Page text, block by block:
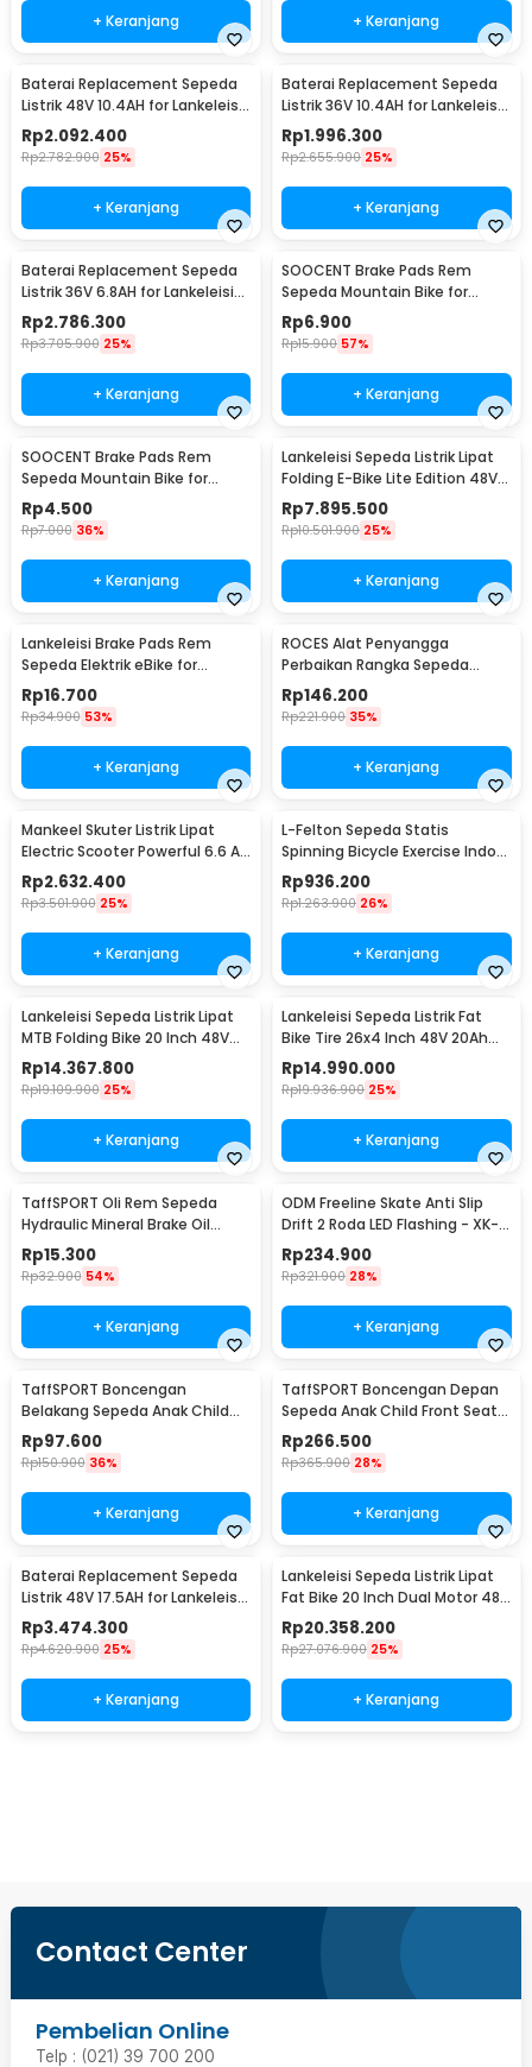
+ Keranjang + Keranjang
Baterai Replacement Sepeda
Listrik 48V 10.4AH for Lankeleisi
T8 Elite
Rp2.092.400
Rp2.782.900 25%
+ Keranjang
Baterai Replacement Sepeda
Listrik 36V 10.4AH for Lankeleisi
New RS600
Rp1.996.300
Rp2.655.900 25%
+ Keranjang
Baterai Replacement Sepeda
Listrik 36V 6.8AH for Lankeleisi
S600
Rp2.786.300
Rp3.705.900 25%
+ Keranjang
SOOCENT Brake Pads Rem
Sepeda Mountain Bike for
Shimano M445 M355 M395 -
SZ911
Rp6.900
Rp15.900 57%
+ Keranjang
SOOCENT Brake Pads Rem
Sepeda Mountain Bike for
Shimano BB5 - SZ911
Rp4.500
Rp7.000 36%
+ Keranjang
Lankeleisi Sepeda Listrik Lipat
Folding E-Bike Lite Edition 48V
8.7Ah - G660
Rp7.895.500
Rp10.501.900 25%
+ Keranjang
Lankeleisi Brake Pads Rem
Sepeda Elektrik eBike for
Lankeleisi
Rp16.700
Rp34.900 53%
+ Keranjang
ROCES Alat Penyangga
Perbaikan Rangka Sepeda
Bicycle Repair Frame Kit - MT45
Rp146.200
Rp221.900 35%
+ Keranjang
Mankeel Skuter Listrik Lipat
Electric Scooter Powerful 6.6 AH
8.5 Inch - M187
Rp2.632.400
Rp3.501.900 25%
+ Keranjang
L-Felton Sepeda Statis
Spinning Bicycle Exercise Indoor
Gym Bike - LF110
Rp936.200
Rp1.263.900 26%
+ Keranjang
Lankeleisi Sepeda Listrik Lipat
MTB Folding Bike 20 Inch 48V
17.5Ah - X3000 Plus
Rp14.367.800
Rp19.109.900 25%
+ Keranjang
Lankeleisi Sepeda Listrik Fat
Bike Tire 26x4 Inch 48V 20Ah
with Saddle - MG600 Plus
Rp14.990.000
Rp19.936.900 25%
+ Keranjang
TaffSPORT Oli Rem Sepeda
Hydraulic Mineral Brake Oil
60ml for Shimano - DT01
Rp15.300
Rp32.900 54%
+ Keranjang
ODM Freeline Skate Anti Slip
Drift 2 Roda LED Flashing - XK-
SK0004
Rp234.900
Rp321.900 28%
+ Keranjang
TaffSPORT Boncengan
Belakang Sepeda Anak Child
Safety Back Seat - Y11
Rp97.600
Rp150.900 36%
+ Keranjang
TaffSPORT Boncengan Depan
Sepeda Anak Child Front Seat
with Pedal - Z7
Rp266.500
Rp365.900 28%
+ Keranjang
Baterai Replacement Sepeda
Listrik 48V 17.5AH for Lankeleisi
X3000Plus
Rp3.474.300
Rp4.620.900 25%
+ Keranjang
Lankeleisi Sepeda Listrik Lipat
Fat Bike 20 Inch Dual Motor 48V
20Ah - X3000 MAX
Rp20.358.200
Rp27.076.900 25%
+ Keranjang
Contact Center
Pembelian Online
Telp : (021) 39 700 200